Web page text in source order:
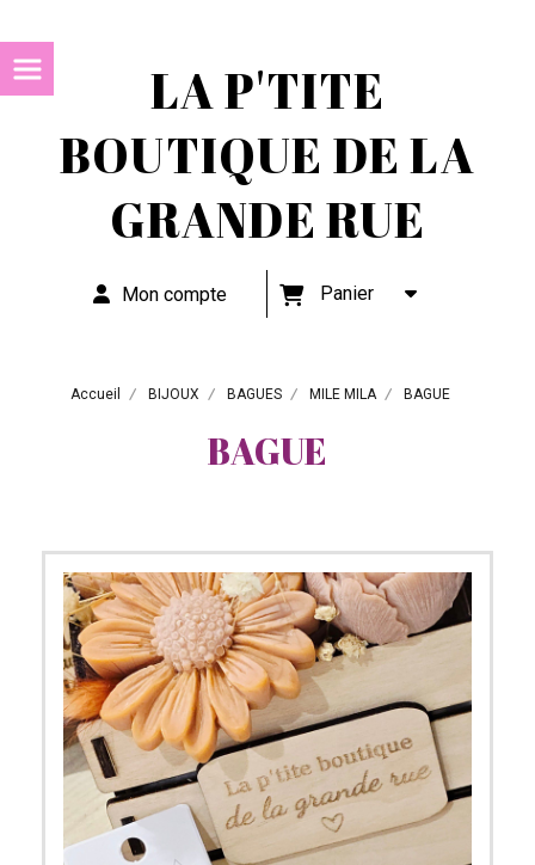
LA P'TITE
BOUTIQUE DE LA
GRANDE RUE
Mon compte Panier
Accueil BIJOUX BAGUES MILE MILA BAGUE
BAGUE